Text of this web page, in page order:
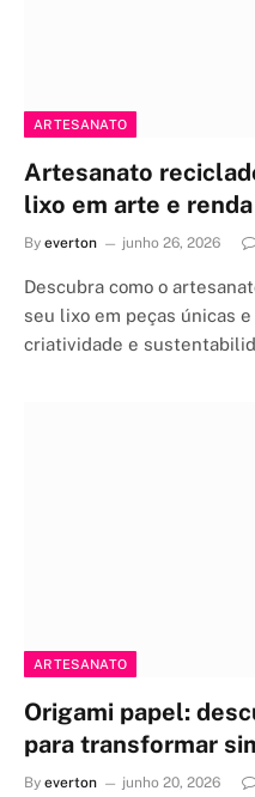
ARTESANATO
Artesanato
lixo em arte e
By everton junho 26, 2026
Descubra como o
seu lixo em peças únicas
criatividade e
ARTESANATO
Origami papel:
para transformar
By everton junho 20, 2026